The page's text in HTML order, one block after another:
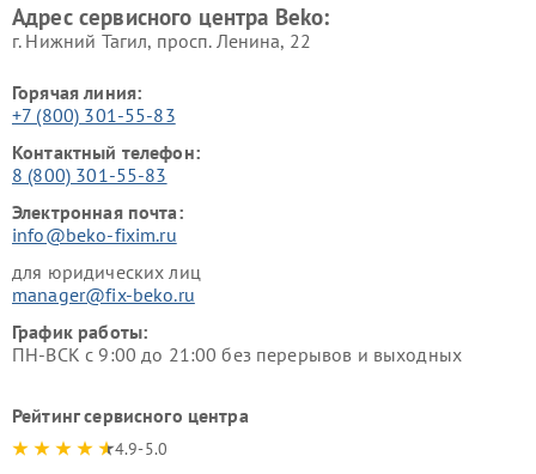
Адрес сервисного центра Beko:
г. Нижний Тагил, просп. Ленина, 22
Горячая линия:
+7 (800) 301-55-83
Контактный телефон:
8 (800) 301-55-83
Электронная почта:
info@beko-fixim.ru
для юридических лиц
manager@fix-beko.ru
График работы:
ПН-ВСК с 9:00 до 21:00 без перерывов и выходных
Рейтинг сервисного центра
4.9-5.0